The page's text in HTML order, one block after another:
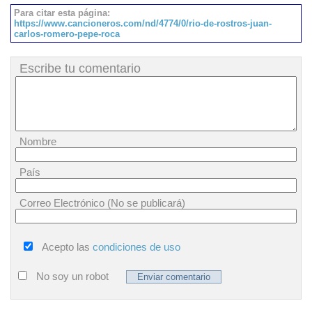
Para citar esta página:
https://www.cancioneros.com/nd/4774/0/rio-de-rostros-juan-
carlos-romero-pepe-roca
Escribe tu comentario
Nombre
País
Correo Electrónico (No se publicará)
Acepto las condiciones de uso
No soy un robot